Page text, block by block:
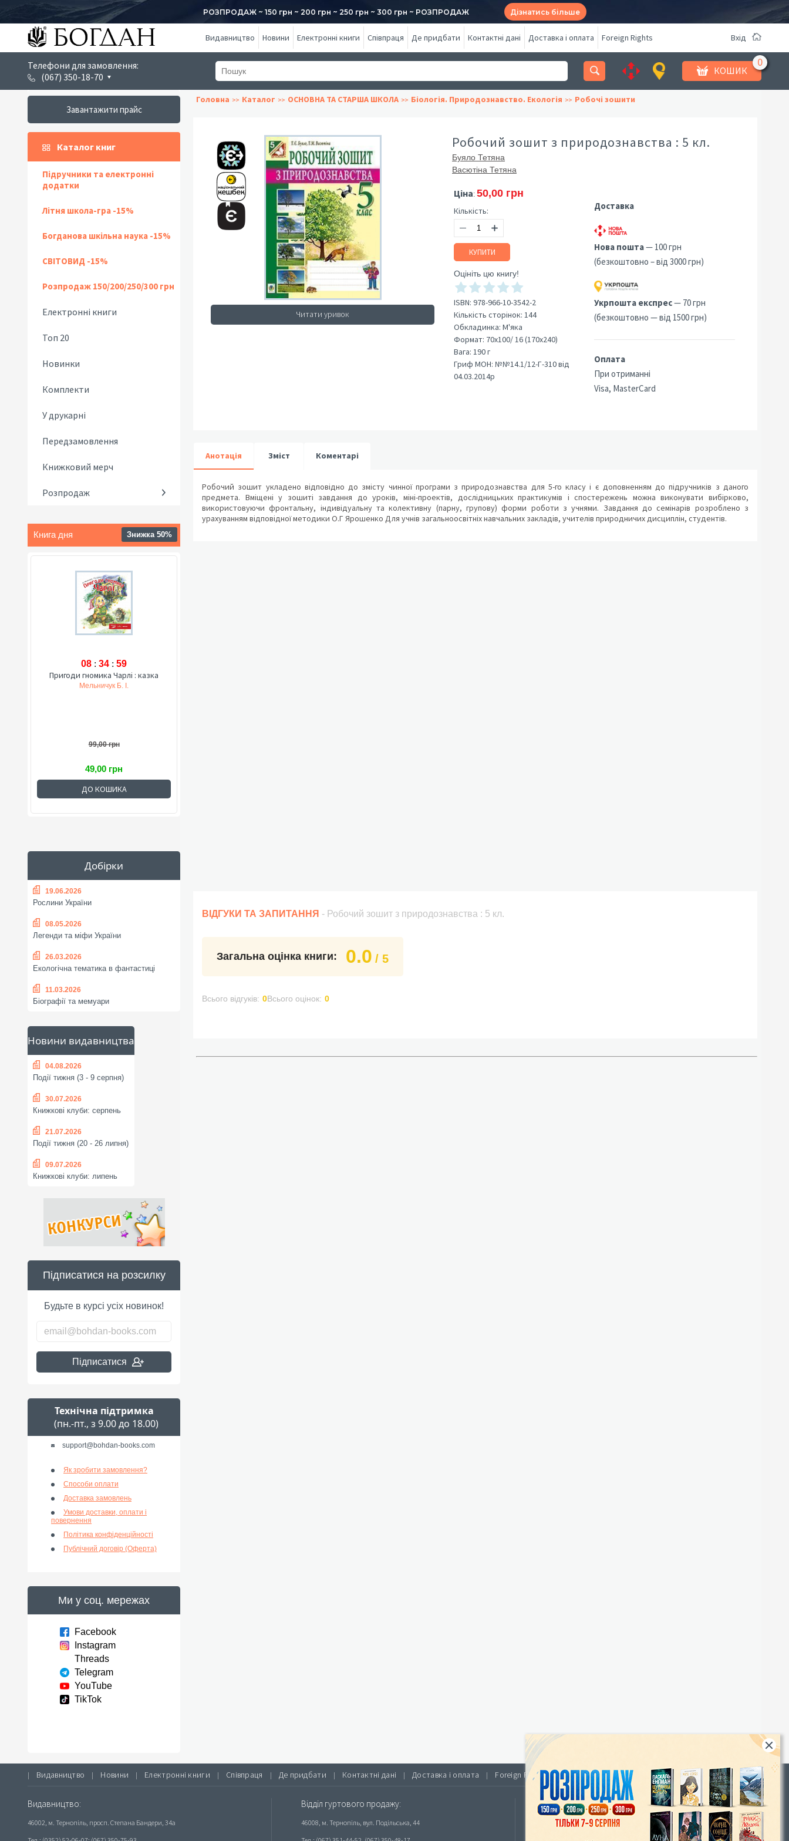
РОЗПРОДАЖ ~ 150 грн ~ 200 грн ~ 250 грн ~ 300 грн ~ РОЗПРОДАЖ Дізнатись більше
Видавництво Новини Електронні книги Співпраця Де придбати Контактні дані Доставка і оплата Foreign Rights Вхід
Телефони для замовлення:
(067) 350-18-70
КОШИК
Завантажити прайс
Каталог книг
Підручники та електронні
додатки
Літня школа-гра -15%
Богданова шкільна наука -15%
СВІТОВИД -15%
Розпродаж 150/200/250/300 грн
Електронні книги
Топ 20
Новинки
Комплекти
У друкарні
Передзамовлення
Книжковий мерч
Розпродаж
Книга дня Знижка 50%
08 : 34 : 58
Пригоди гномика Чарлі : казка
Мельничук Б. І.
99,00 грн
49,00 грн
ДО КОШИКА
Добірки
19.06.2026
Рослини України
08.05.2026
Легенди та міфи України
26.03.2026
Екологічна тематика в фантастиці
11.03.2026
Біографії та мемуари
Новини видавництва
04.08.2026
Події тижня (3 - 9 серпня)
30.07.2026
Книжкові клуби: серпень
21.07.2026
Події тижня (20 - 26 липня)
09.07.2026
Книжкові клуби: липень
Підписатися на розсилку
Будьте в курсі усіх новинок!
Підписатися
Технічна підтримка
(пн.-пт., з 9.00 до 18.00)
support@bohdan-books.com
Як зробити замовлення?
Способи оплати
Доставка замовлень
Умови доставки, оплати і
повернення
Політика конфіденційності
Публічний договір (Оферта)
Ми у соц. мережах
Facebook
Instagram
Threads
Telegram
YouTube
TikTok
Головна Каталог ОСНОВНА ТА СТАРША ШКОЛА Біологія. Природознавство. Екологія Робочі зошити
Читати уривок
Робочий зошит з природознавства : 5 кл.
Буяло Тетяна
Васютіна Тетяна
Ціна: 50,00 грн
Кількість:
КУПИТИ
Оцініть цю книгу!
ISBN: 978-966-10-3542-2
Кількість сторінок: 144
Обкладинка: М'яка
Формат: 70х100/ 16 (170х240)
Вага: 190 г
Гриф МОН: №№14.1/12-Г-310 від
04.03.2014р
Доставка
Нова пошта— 100 грн
(безкоштовно – від 3000 грн)
Укрпошта експрес— 70 грн
(безкоштовно — від 1500 грн)
Оплата
При отриманні
Visa, MasterCard
Анотація Зміст Коментарі
Робочий зошит укладено відповідно до змісту чинної програми з природознавства для 5-го класу і є доповненням до підручників з даного
предмета. Вміщені у зошиті завдання до уроків, міні-проектів, дослідницьких практикумів і спостережень можна виконувати вибірково,
використовуючи фронтальну, індивідуальну та колективну (парну, групову) форми роботи з учнями. Завдання до семінарів розроблено з
урахуванням відповідної методики О.Г Ярошенко Для учнів загальноосвітніх навчальних закладів, учителів природничих дисциплін, студентів.
ВІДГУКИ ТА ЗАПИТАННЯ - Робочий зошит з природознавства : 5 кл.
Загальна оцінка книги: 0.0 / 5
Всього відгуків: 0Всього оцінок: 0
| Видавництво | Новини | Електронні книги | Співпраця | Де придбати | Контактні дані | Доставка і оплата | Foreign Rights |
Видавництво:
46002, м. Тернопіль, просп. Степана Бандери, 34а
Відділ гуртового продажу:
46008, м. Тернопіль, вул. Подільська, 44
Інтернет-магазин «Видавництво Богдан»:
46018, м. Тернопіль, А/С 529